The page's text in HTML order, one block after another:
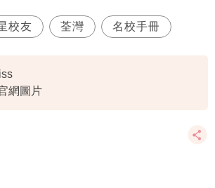
校友 荃灣 名校手冊
網圖片